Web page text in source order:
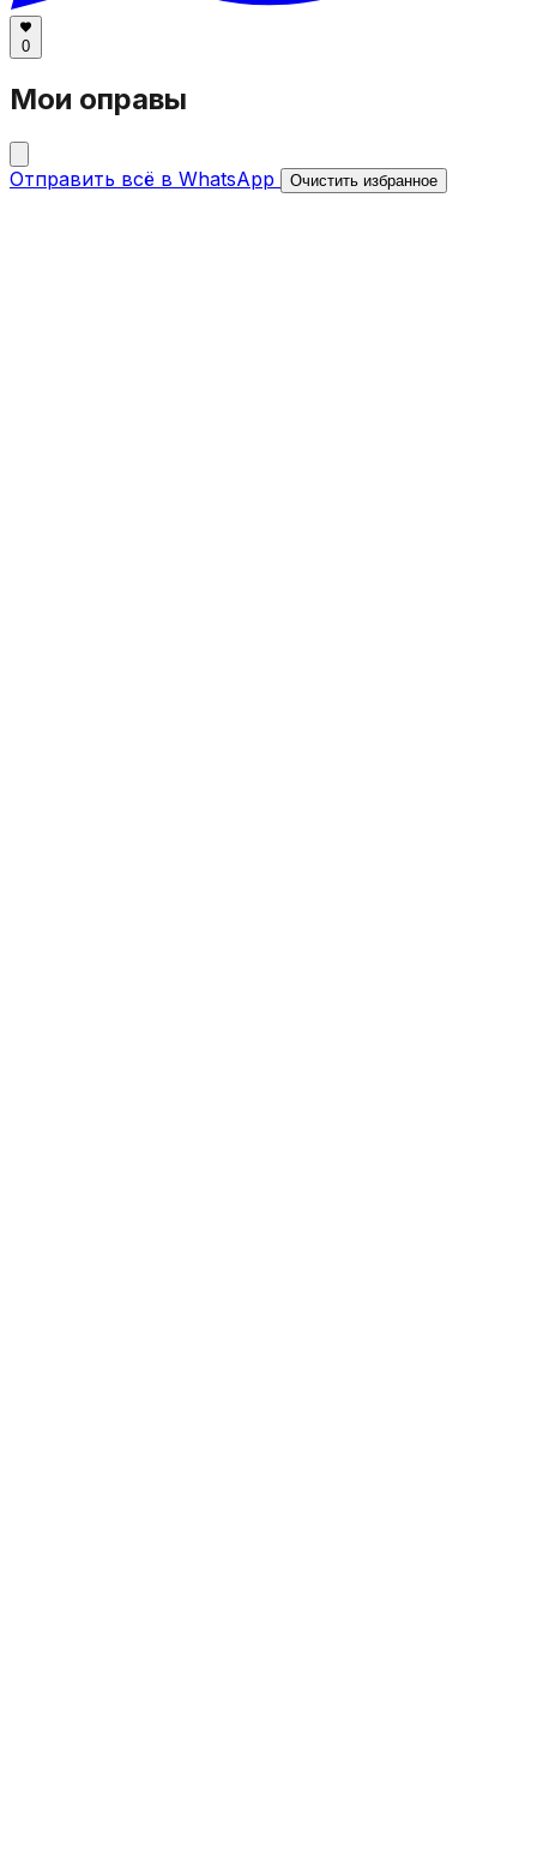
0
Мои оправы
Отправить всё в WhatsApp Очистить избранное